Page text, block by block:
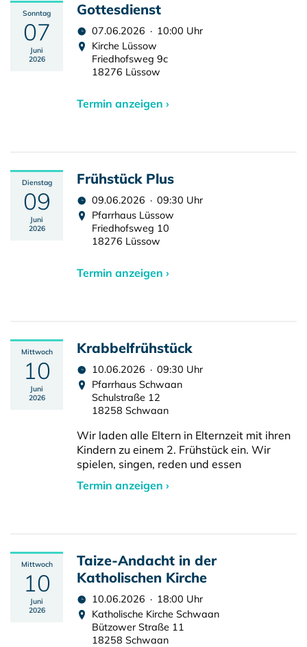
Sonntag
07
Juni
2026
Gottesdienst
07.06.2026 · 10:00 Uhr
Kirche Lüssow
Friedhofsweg 9c
18276 Lüssow
Termin anzeigen ›
Dienstag
09
Juni
2026
Frühstück Plus
09.06.2026 · 09:30 Uhr
Pfarrhaus Lüssow
Friedhofsweg 10
18276 Lüssow
Termin anzeigen ›
Mittwoch
10
Juni
2026
Krabbelfrühstück
10.06.2026 · 09:30 Uhr
Pfarrhaus Schwaan
Schulstraße 12
18258 Schwaan
Wir laden alle Eltern in Elternzeit mit ihren
Kindern zu einem 2. Frühstück ein. Wir
spielen, singen, reden und essen
Termin anzeigen ›
Mittwoch
10
Juni
2026
Taize-Andacht in der
Katholischen Kirche
10.06.2026 · 18:00 Uhr
Katholische Kirche Schwaan
Bützower Straße 11
18258 Schwaan